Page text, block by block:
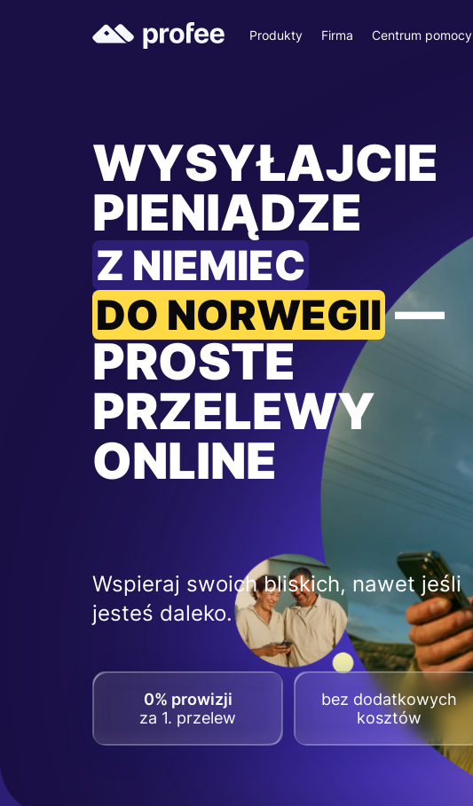
Produkty Firma Centrum pomocy
WYSYŁAJCIE
PIENIĄDZE
Z NIEMIEC
DO NORWEGII—
PROSTE
PRZELEWY
ONLINE
Wspieraj swoich bliskich, nawet jeśli
jesteś daleko.
0% prowizji
za 1. przelew
bez dodatkowych
kosztów